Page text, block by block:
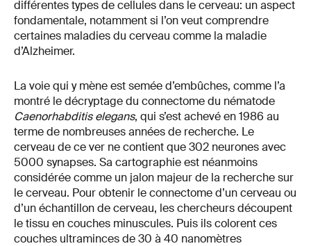
différentes types de cellules dans le cerveau: un aspect
fondamentale, notamment si l’on veut comprendre
certaines maladies du cerveau comme la maladie
d’Alzheimer.
La voie qui y mène est semée d’embûches, comme l’a
montré le décryptage du connectome du nématode
Caenorhabditis elegans, qui s’est achevé en 1986 au
terme de nombreuses années de recherche. Le
cerveau de ce ver ne contient que 302 neurones avec
5000 synapses. Sa cartographie est néanmoins
considérée comme un jalon majeur de la recherche sur
le cerveau. Pour obtenir le connectome d’un cerveau ou
d’un échantillon de cerveau, les chercheurs découpent
le tissu en couches minuscules. Puis ils colorent ces
couches ultraminces de 30 à 40 nanomètres